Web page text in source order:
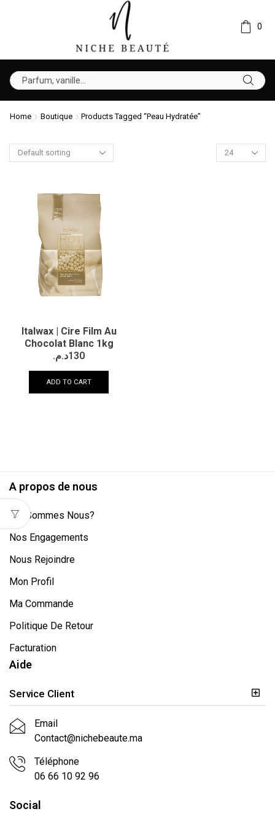
0
Home Boutique Products Tagged “peau Hydratée”
Italwax | Cire Film Au
Chocolat Blanc 1kg
130د.م.
ADD TO CART
A propos de nous
Qui Sommes Nous?
Nos Engagements
Nous Rejoindre
Mon Profil
Ma Commande
Politique De Retour
Facturation
Aide
Service Client
Email
Contact@nichebeaute.ma
Téléphone
06 66 10 92 96
Social